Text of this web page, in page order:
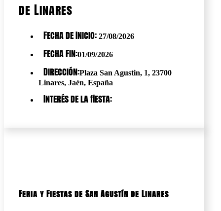
de Linares
Fecha de Inicio: 27/08/2026
Fecha Fin:01/09/2026
Dirección:Plaza San Agustin, 1, 23700
Linares, Jaén, España
Interés de la fiesta:
Feria y Fiestas de San Agustín de Linares